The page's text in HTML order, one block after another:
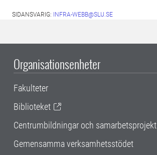
SIDANSVARIG: INFRA-WEBB@SLU.SE
Organisationsenheter
Fakulteter
Biblioteket
Centrumbildningar och samarbetsprojekt
Gemensamma verksamhetsstödet